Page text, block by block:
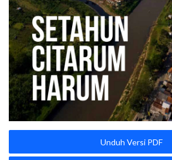
Unduh Versi PDF